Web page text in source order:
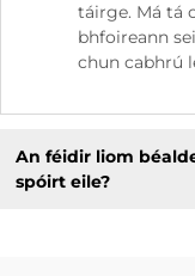
táirge. Má tá
bhfoireann
chun cabhrú
An féidir liom
spóirt eile?